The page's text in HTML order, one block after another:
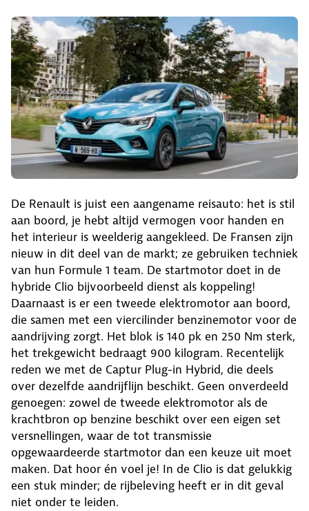
De Renault is juist een aangename reisauto: het is stil
aan boord, je hebt altijd vermogen voor handen en
het interieur is weelderig aangekleed. De Fransen zijn
nieuw in dit deel van de markt; ze gebruiken techniek
van hun Formule 1 team. De startmotor doet in de
hybride Clio bijvoorbeeld dienst als koppeling!
Daarnaast is er een tweede elektromotor aan boord,
die samen met een viercilinder benzinemotor voor de
aandrijving zorgt. Het blok is 140 pk en 250 Nm sterk,
het trekgewicht bedraagt 900 kilogram. Recentelijk
reden we met de Captur Plug-in Hybrid, die deels
over dezelfde aandrijflijn beschikt. Geen onverdeeld
genoegen: zowel de tweede elektromotor als de
krachtbron op benzine beschikt over een eigen set
versnellingen, waar de tot transmissie
opgewaardeerde startmotor dan een keuze uit moet
maken. Dat hoor én voel je! In de Clio is dat gelukkig
een stuk minder; de rijbeleving heeft er in dit geval
niet onder te leiden.